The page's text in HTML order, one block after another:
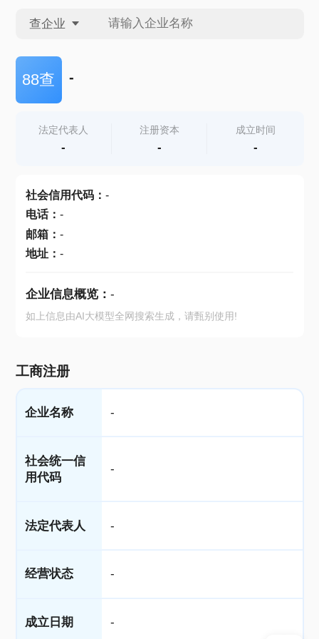
查企业
查企业
查产地
88查 -
法定代表人
-
注册资本
-
成立时间
-
社会信用代码： -
电话： -
邮箱： -
地址： -
企业信息概览： -
如上信息由AI大模型全网搜索生成，请甄别使用!
工商注册
企业名称 -
社会统一信
用代码
-
法定代表人 -
经营状态 -
成立日期 -